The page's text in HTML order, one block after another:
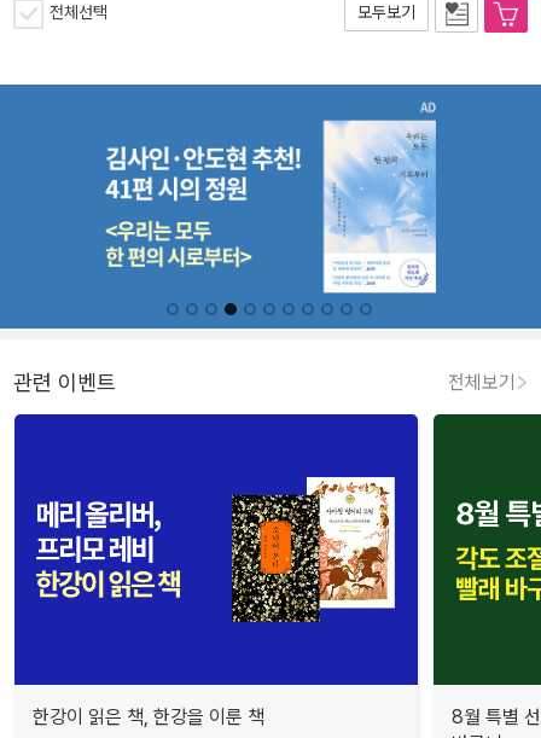
전체선택 모두보기
관련 이벤트 전체보기
한강이 읽은 책, 한강을 이룬 책
8월 특별